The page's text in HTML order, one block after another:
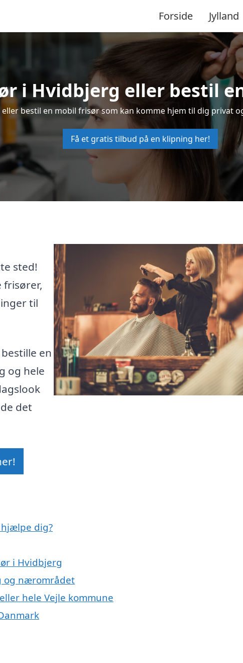
Forside Jylland
i Hvidbjerg eller bestil
bestil en mobil frisør som kan komme hjem til dig privat
Få et gratis tilbud på en klipning her!
sted!
frisører,
til
en
og hele
det
dig?
i Hvidbjerg
og nærområdet
hele Vejle kommune